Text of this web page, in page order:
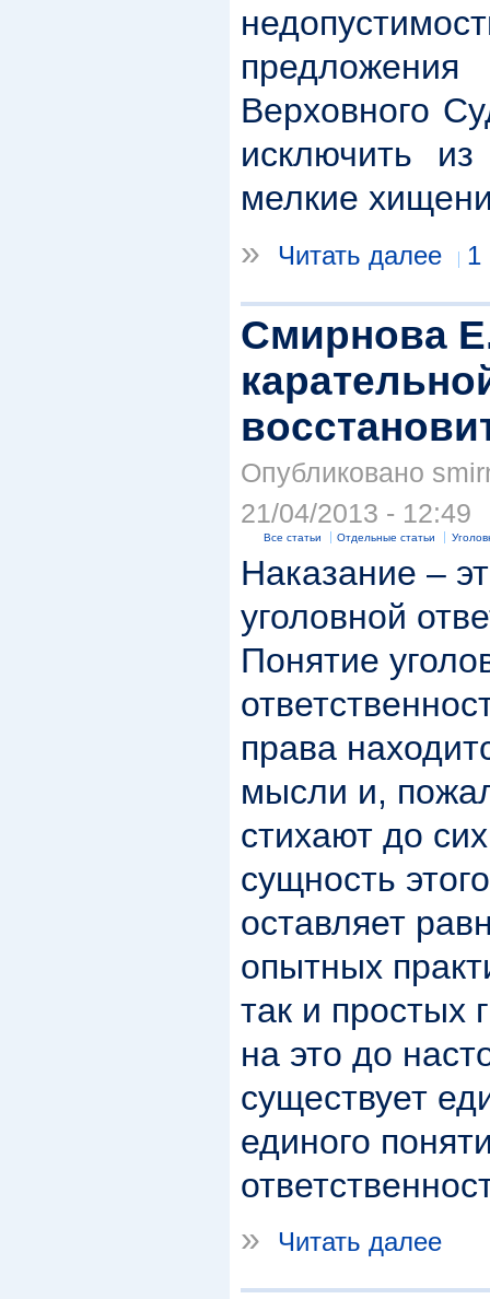
Верховного
исключить из
мелкие
»
Читать далее 1
Смирнова
Опубликовано
21/04/2013 - 12:49
Все статьи Отдельные статьи
Наказание –
уголовной
Понятие
права
мысли и,
стихают до
сущность
оставляет
опытных
так и простых
на это до
существует
единого
»
Читать далее